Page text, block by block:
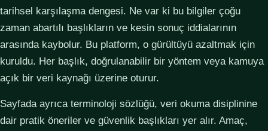
tarihsel karşılaşma dengesi. Ne var ki bu bilgiler çoğu
zaman abartılı başlıkların ve kesin sonuç iddialarının
arasında kaybolur. Bu platform, o gürültüyü azaltmak için
kuruldu. Her başlık, doğrulanabilir bir yöntem veya kamuya
açık bir veri kaynağı üzerine oturur.
Sayfada ayrıca terminoloji sözlüğü, veri okuma disiplinine
dair pratik öneriler ve güvenlik başlıkları yer alır. Amaç,